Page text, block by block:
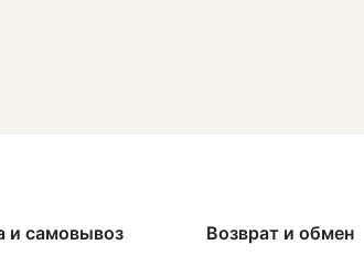
и самовывоз Возврат и обмен